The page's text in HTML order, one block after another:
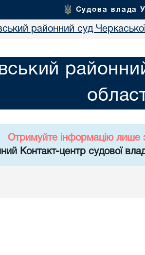
Судова влада
районний суд
Отримуйте інформацію лише
Контакт-центр судової